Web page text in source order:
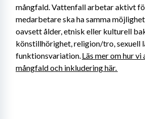
mångfald. Vattenfall arbetar aktivt
medarbetare ska ha samma
oavsett ålder, etnisk eller kulturell
könstillhörighet, religion/tro, sexuell
funktionsvariation. Läs mer om hur
mångfald och inkludering här.